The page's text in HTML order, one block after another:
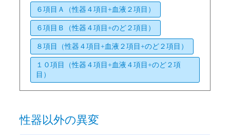
６項目Ａ（性器４項目+血液２項目）
６項目Ｂ（性器４項目+のど２項目）
８項目（性器４項目+血液２項目+のど２項目）
１０項目（性器４項目+血液４項目+のど２項
目）
性器以外の異変